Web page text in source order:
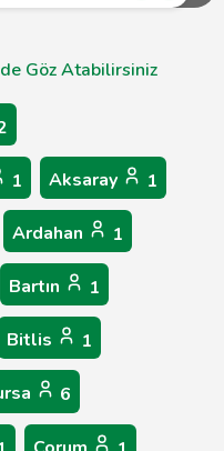
Göz Atabilirsiniz
1 Aksaray 1
Ardahan 1
Bartın 1
Bitlis 1
6